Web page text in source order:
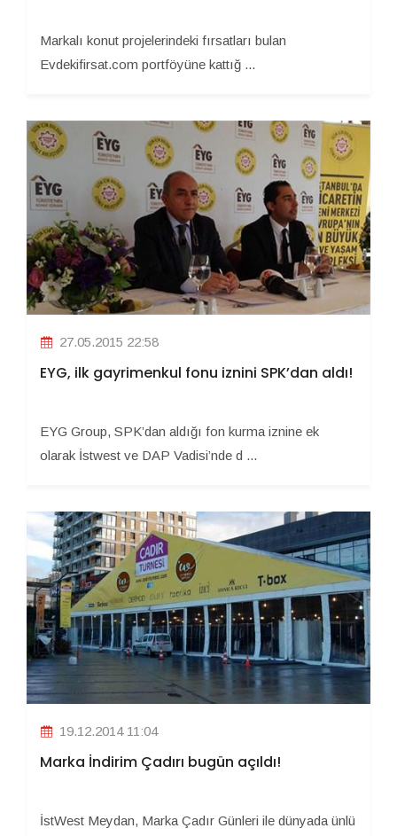
Markalı konut projelerindeki fırsatları bulan
Evdekifirsat.com portföyüne kattığ ...
27.05.2015 22:58
EYG, ilk gayrimenkul fonu iznini SPK’dan aldı!
EYG Group, SPK’dan aldığı fon kurma iznine ek
olarak İstwest ve DAP Vadisi’nde d ...
19.12.2014 11:04
Marka İndirim Çadırı bugün açıldı!
İstWest Meydan, Marka Çadır Günleri ile dünyada ünlü